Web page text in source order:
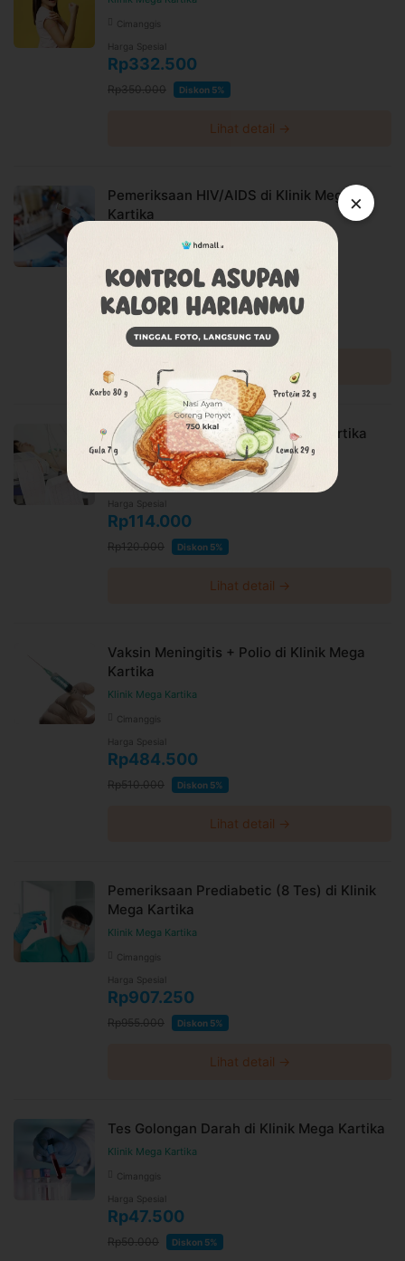
Cimanggis
Harga Spesial
Rp332.500
Rp350.000 Diskon 5%
Lihat detail →
Pemeriksaan HIV/AIDS di Klinik Mega
Kartika
Harga Spesial
Rp190.000
Rp200.000 Diskon 5%
Lihat detail →
Pemeriksaan EKG di Klinik Mega Kartika
Klinik Mega Kartika
Cimanggis
Harga Spesial
Rp114.000
Rp120.000 Diskon 5%
Lihat detail →
Vaksin Meningitis + Polio di Klinik Mega
Kartika
Klinik Mega Kartika
Cimanggis
Harga Spesial
Rp484.500
Rp510.000 Diskon 5%
Lihat detail →
Pemeriksaan Prediabetic (8 Tes) di Klinik
Mega Kartika
Klinik Mega Kartika
Cimanggis
Harga Spesial
Rp907.250
Rp955.000 Diskon 5%
Lihat detail →
Tes Golongan Darah di Klinik Mega Kartika
Klinik Mega Kartika
Cimanggis
Harga Spesial
Rp47.500
Rp50.000 Diskon 5%
×